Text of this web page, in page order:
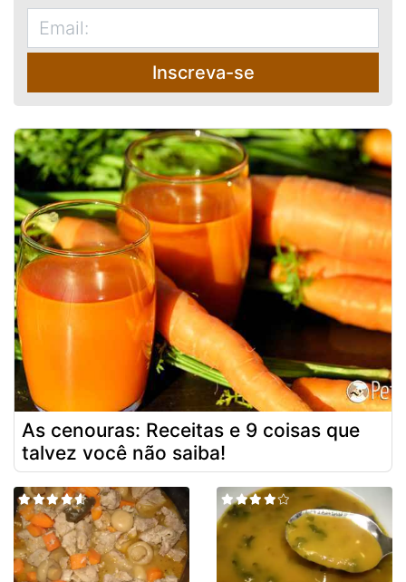
Inscreva-se
As cenouras: Receitas e 9 coisas que
talvez você não saiba!